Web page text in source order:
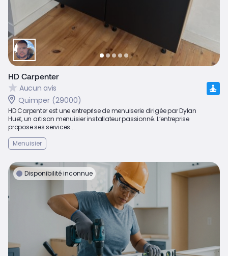
HD Carpenter
Aucun avis
Quimper (29000)
HD Carpenter est une entreprise de menuiserie dirigée par Dylan
Huet, un artisan menuisier installateur passionné. L’entreprise
propose ses services ...
Menuisier
Disponibilité inconnue